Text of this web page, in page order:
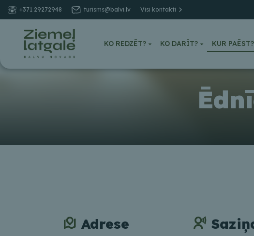
+371 29272948 turisms@balvi.lv Visi kontakti
KO REDZĒT? KO DARĪT? KUR PAĒST?
Adrese